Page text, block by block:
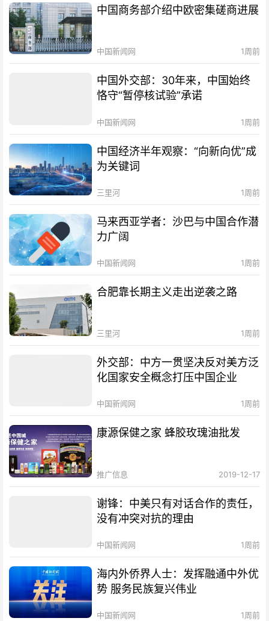
中国商务部介绍中欧密集磋商进展
中国新闻网 1周前
中国外交部：30年来，中国始终
恪守“暂停核试验”承诺
中国新闻网 1周前
中国经济半年观察：“向新向优”成
为关键词
三里河 1周前
马来西亚学者：沙巴与中国合作潜
力广阔
中国新闻网 1周前
合肥靠长期主义走出逆袭之路
三里河 1周前
外交部：中方一贯坚决反对美方泛
化国家安全概念打压中国企业
中国新闻网 1周前
康源保健之家 蜂胶玫瑰油批发
推广信息 2019-12-17
谢锋：中美只有对话合作的责任，
没有冲突对抗的理由
中国新闻网 1周前
海内外侨界人士：发挥融通中外优
势 服务民族复兴伟业
中国新闻网 1周前